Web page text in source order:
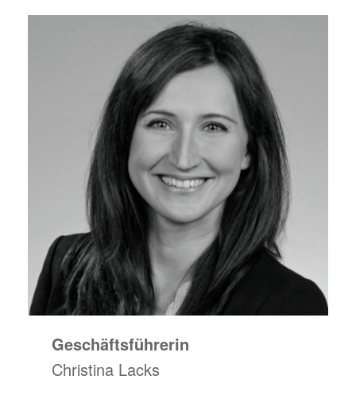
Geschäftsführerin
Christina Lacks